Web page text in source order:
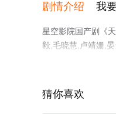
剧情介绍 我
星空影院国产剧《
毅,毛晓慧,卢靖姗,
集就上星空影视，
猜你喜欢